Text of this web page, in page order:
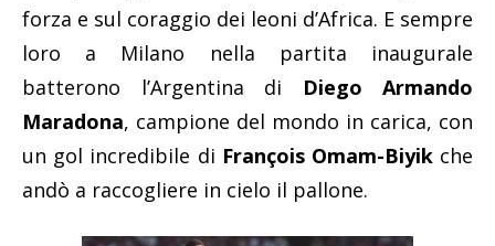
forza e sul coraggio dei leoni d’Africa. E sempre
loro a Milano nella partita inaugurale
batterono l’Argentina di
Diego Armando
Maradona, campione del mondo in carica, con
un gol incredibile di François Omam-Biyikche
andò a raccogliere in cielo il pallone.